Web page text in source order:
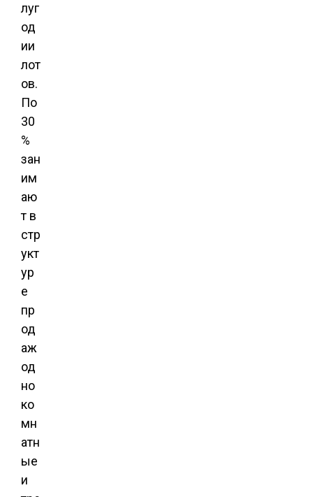
луг
од
ии
лот
ов.
По
30
%
зан
им
аю
т в
стр
укт
ур
е
пр
од
аж
од
но
ко
мн
атн
ые
и